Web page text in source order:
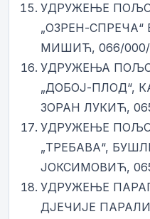
УДРУЖЕЊЕ
„ОЗРЕН-
МИШИЋ, 066/
УДРУЖЕЊА
„ДОБОЈ-ПЛОД“,
ЗОРАН ЛУКИЋ,
УДРУЖЕЊЕ
„ТРЕБАВА“,
ЈОКСИМОВИЋ,
УДРУЖЕЊЕ
ДЈЕЧИЈЕ